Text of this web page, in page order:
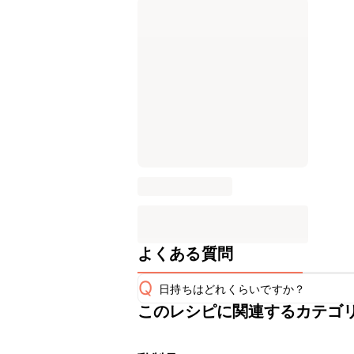
よくある質問
Q 日持ちはどれくらいですか？
保存期間は冷蔵で翌日中が目安です
このレシピに関連するカテゴ